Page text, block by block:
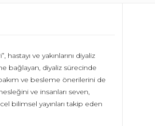
ve yakınlarını diyaliz
bağlayan, diyaliz sürecinde
ve besleme önerilerini de
ve insanları seven,
bilimsel yayınları takip eden